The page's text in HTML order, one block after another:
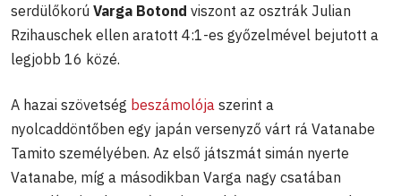
serdülőkorú Varga Botond viszont az osztrák Julian
Rzihauschek ellen aratott 4:1-es győzelmével bejutott a
legjobb 16 közé.
A hazai szövetség beszámolója szerint a
nyolcaddöntőben egy japán versenyző várt rá Vatanabe
Tamito személyében. Az első játszmát simán nyerte
Vatanabe, míg a másodikban Varga nagy csatában